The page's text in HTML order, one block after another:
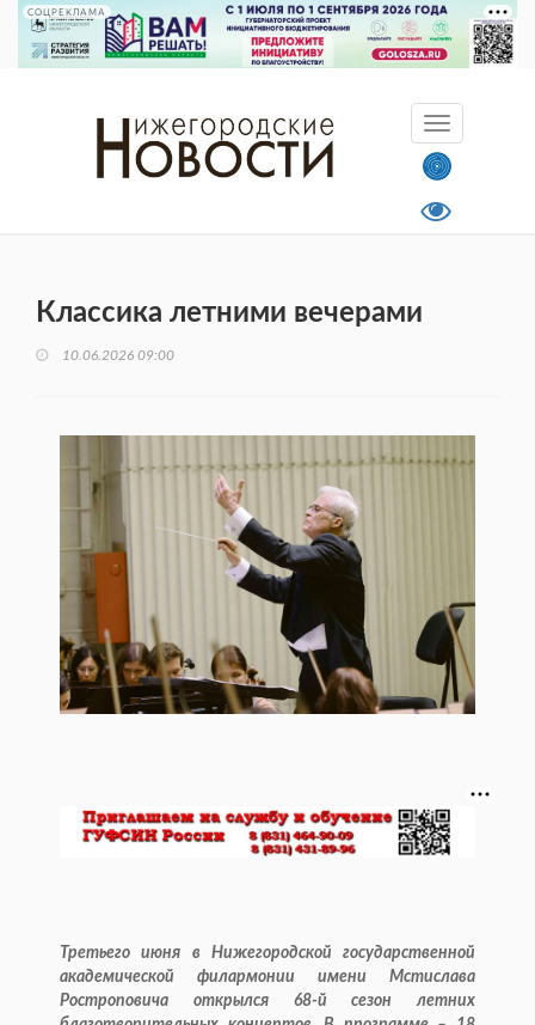
СОЦРЕКЛАМА
Классика летними вечерами
10.06.2026 09:00
Третьего июня в Нижегородской государственной
академической филармонии имени Мстислава
Ростроповича открылся 68-й сезон летних